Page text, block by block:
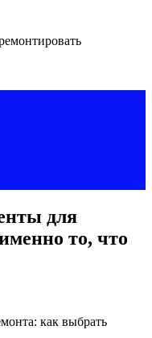
для
то, что